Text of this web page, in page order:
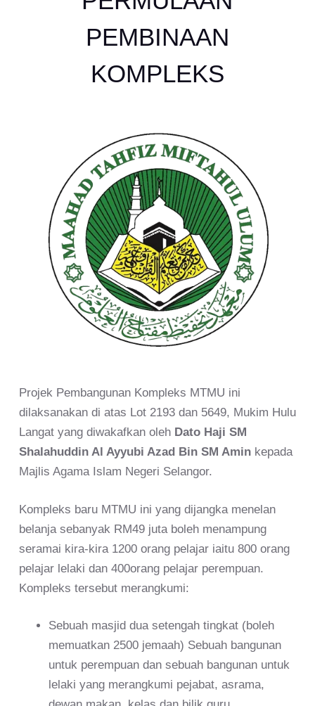
PEMBINAAN
KOMPLEKS
Projek Pembangunan Kompleks MTMU ini
dilaksanakan di atas Lot 2193 dan 5649, Mukim Hulu
Langat yang diwakafkan oleh Dato Haji SM
Shalahuddin Al Ayyubi Azad Bin SM Amin kepada
Majlis Agama Islam Negeri Selangor.
Kompleks baru MTMU ini yang dijangka menelan
belanja sebanyak RM49 juta boleh menampung
seramai kira-kira 1200 orang pelajar iaitu 800 orang
pelajar lelaki dan 400orang pelajar perempuan.
Kompleks tersebut merangkumi:
Sebuah masjid dua setengah tingkat (boleh
memuatkan 2500 jemaah) Sebuah bangunan
untuk perempuan dan sebuah bangunan untuk
lelaki yang merangkumi pejabat, asrama,